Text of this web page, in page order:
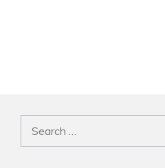
Search
for: